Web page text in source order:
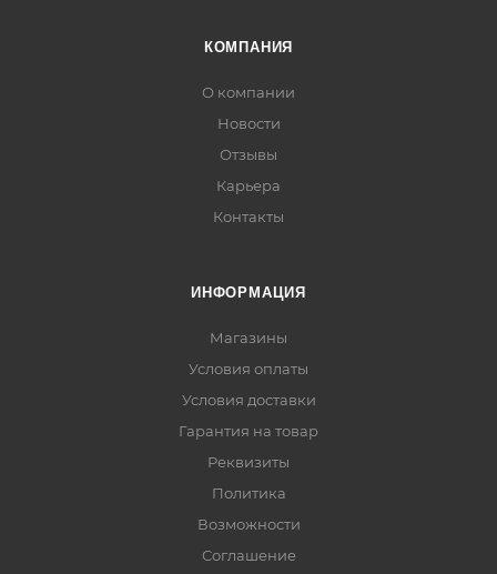
КОМПАНИЯ
О компании
Новости
Отзывы
Карьера
Контакты
ИНФОРМАЦИЯ
Магазины
Условия оплаты
Условия доставки
Гарантия на товар
Реквизиты
Политика
Возможности
Соглашение